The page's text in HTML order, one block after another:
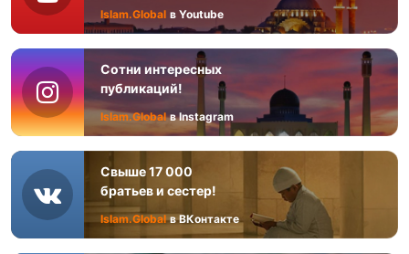
Islam.Global в Youtube
Сотни интересных
публикаций!
Islam.Global в Instagram
Свыше 17 000
братьев и сестер!
Islam.Global в ВКонтакте